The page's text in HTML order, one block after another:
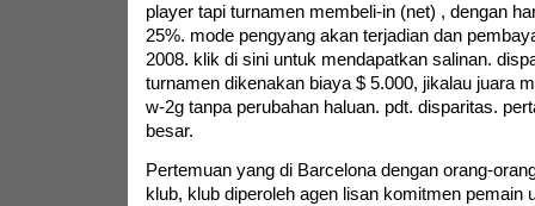
player tapi turnamen membeli-in (net) , dengan
25%. mode pengyang akan terjadian dan
2008. klik di sini untuk mendapatkan salinan.
turnamen dikenakan biaya $ 5.000, jikalau juara
w-2g tanpa perubahan haluan. pdt. disparitas.
besar.
Pertemuan yang di Barcelona dengan orang-
klub, klub diperoleh agen lisan komitmen pemain